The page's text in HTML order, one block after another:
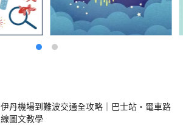
伊丹機場到難波交通全攻略｜巴士站・電車路
線圖文教學